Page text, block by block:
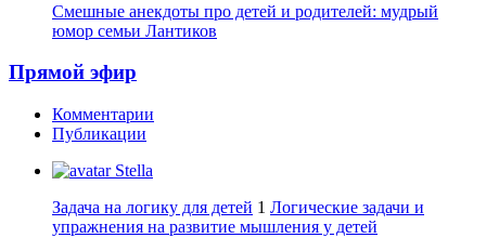
Смешные анекдоты про детей и родителей: мудрый
юмор семьи Лантиков
Прямой эфир
Комментарии
Публикации
Stella
Задача на логику для детей 1 Логические задачи и
упражнения на развитие мышления у детей